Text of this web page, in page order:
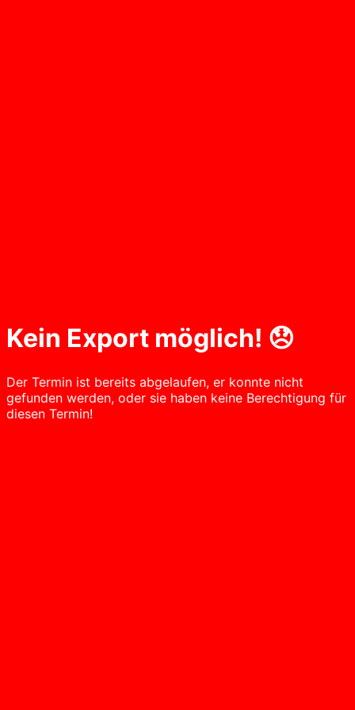
Kein Export möglich! 😞
Der Termin ist bereits abgelaufen, er konnte nicht
gefunden werden, oder sie haben keine Berechtigung für
diesen Termin!